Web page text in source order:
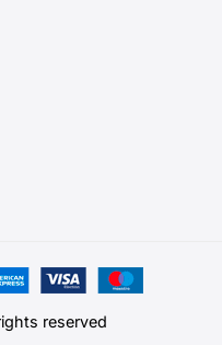
reserved